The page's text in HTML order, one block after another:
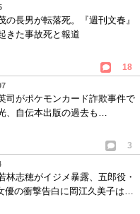
長男が転落死。『週刊文春』
きた事故死と報道
18
司がポケモンカード詐欺事件で
、自伝本出版の過去も…
3
林志穂がイジメ暴露、五郎役・
優の衝撃告白に岡江久美子は…